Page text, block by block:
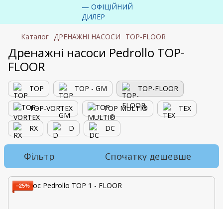
Каталог ДРЕНАЖНІ НАСОСИ TOP-FLOOR
Дренажні насоси Pedrollo TOP-
FLOOR
TOP TOP - GM TOP-FLOOR
TOP-VORTEX TOP MULTI® TEX
RX D DC
Фільтр Спочатку дешевше
−25%